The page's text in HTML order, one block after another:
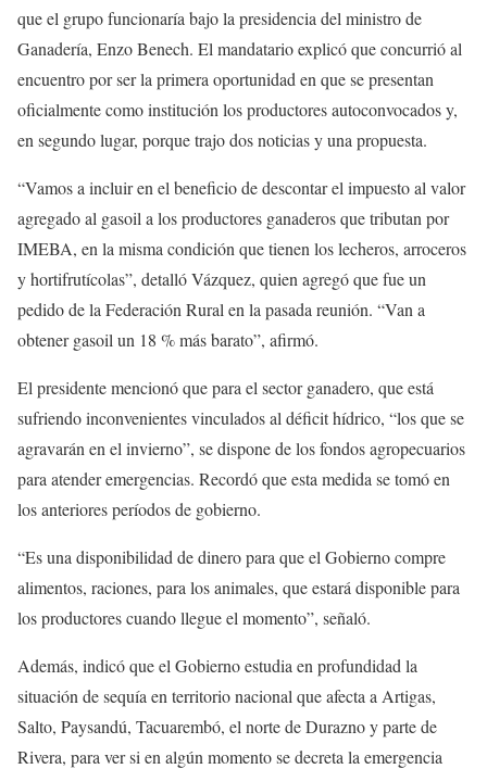
que el grupo funcionaría bajo la presidencia del ministro de
Ganadería, Enzo Benech. El mandatario explicó que concurrió al
encuentro por ser la primera oportunidad en que se presentan
oficialmente como institución los productores autoconvocados y,
en segundo lugar, porque trajo dos noticias y una propuesta.
“Vamos a incluir en el beneficio de descontar el impuesto al valor
agregado al gasoil a los productores ganaderos que tributan por
IMEBA, en la misma condición que tienen los lecheros, arroceros
y hortifrutícolas”, detalló Vázquez, quien agregó que fue un
pedido de la Federación Rural en la pasada reunión. “Van a
obtener gasoil un 18 % más barato”, afirmó.
El presidente mencionó que para el sector ganadero, que está
sufriendo inconvenientes vinculados al déficit hídrico, “los que se
agravarán en el invierno”, se dispone de los fondos agropecuarios
para atender emergencias. Recordó que esta medida se tomó en
los anteriores períodos de gobierno.
“Es una disponibilidad de dinero para que el Gobierno compre
alimentos, raciones, para los animales, que estará disponible para
los productores cuando llegue el momento”, señaló.
Además, indicó que el Gobierno estudia en profundidad la
situación de sequía en territorio nacional que afecta a Artigas,
Salto, Paysandú, Tacuarembó, el norte de Durazno y parte de
Rivera, para ver si en algún momento se decreta la emergencia